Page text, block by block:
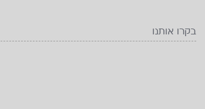
בקרו אותנו